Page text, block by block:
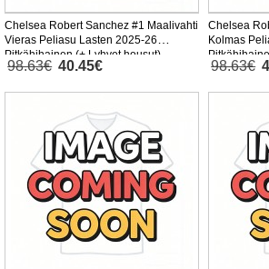
Chelsea Robert Sanchez #1 Maalivahti
Vieras Peliasu Lasten 2025-26
Pitkähihainen (+ Lyhyet housut)
98.63€ 40.45€
Chelsea
Kolmas
98.63€